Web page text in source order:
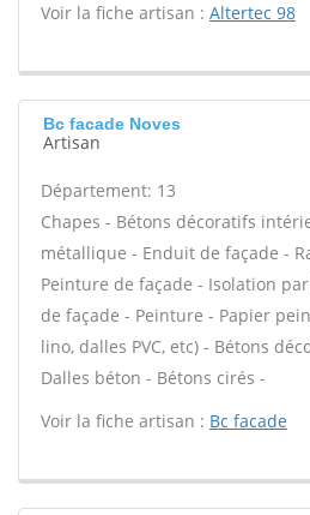
Voir la fiche artisan : Altertec 98
Bc facade Noves
Artisan
Département: 13
Chapes - Bétons décoratifs
métallique - Enduit de façade -
Peinture de façade - Isolation
de façade - Peinture - Papier
lino, dalles PVC, etc) - Bétons
Dalles béton - Bétons cirés -
Voir la fiche artisan : Bc facade